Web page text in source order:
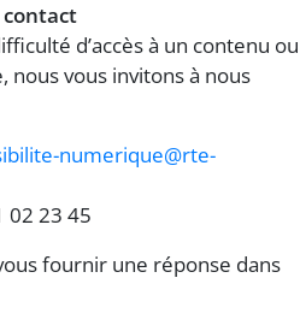
d’accès à un contenu ou
vous invitons à nous
numerique@rte-
02 23 45
fournir une réponse dans